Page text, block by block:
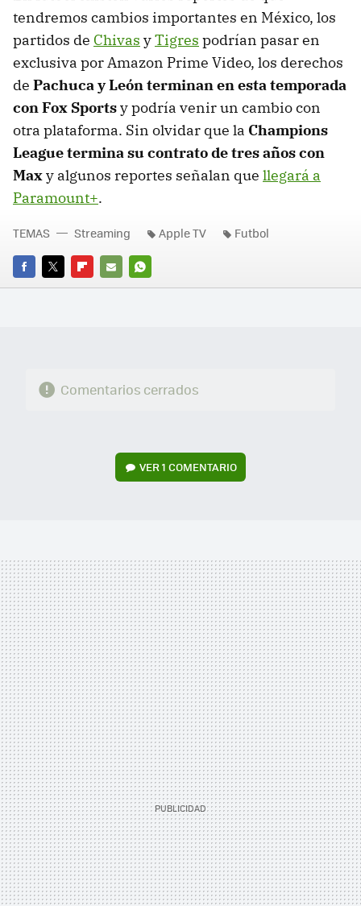
tendremos cambios importantes en México, los
partidos de Chivas yTigres podrían pasar en
exclusiva por Amazon Prime Video, los derechos
de Pachuca y León terminan en esta temporada
con Fox Sportsy podría venir un cambio con
otra plataforma. Sin olvidar que la Champions
League termina su contrato de tres años con
Maxy algunos reportes señalan que llegará a
Paramount+.
FACEBOOK
TWITTERFLIPBOARD
E-
WHATSAPP
TEMAS Streaming Apple TV Futbol
Comentarios cerrados
VER1 COMENTARIO